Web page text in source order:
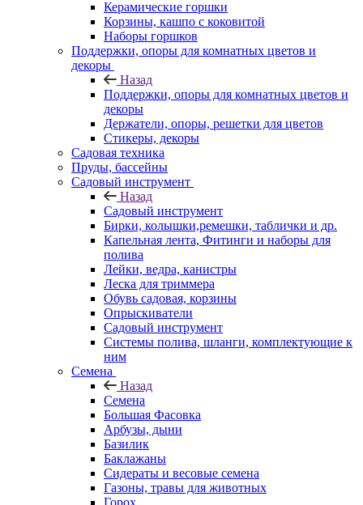
Керамические горшки
Корзины, кашпо с коковитой
Наборы горшков
Поддержки, опоры для комнатных цветов и
декоры
Назад
Поддержки, опоры для комнатных цветов и
декоры
Держатели, опоры, решетки для цветов
Стикеры, декоры
Садовая техника
Пруды, бассейны
Садовый инструмент
Назад
Садовый инструмент
Бирки, колышки,ремешки, таблички и др.
Капельная лента, Фитинги и наборы для
полива
Лейки, ведра, канистры
Леска для триммера
Обувь садовая, корзины
Опрыскиватели
Садовый инструмент
Системы полива, шланги, комплектующие к
ним
Семена
Назад
Семена
Большая Фасовка
Арбузы, дыни
Базилик
Баклажаны
Сидераты и весовые семена
Газоны, травы для животных
Горох